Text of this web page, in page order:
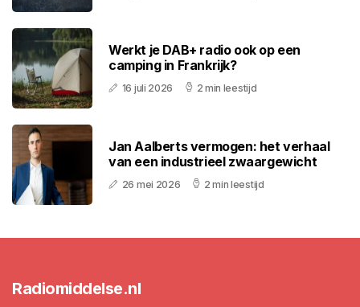
Werkt je DAB+ radio ook op een
camping in Frankrijk?
16 juli 2026 2 min leestijd
Jan Aalberts vermogen: het verhaal
van een industrieel zwaargewicht
26 mei 2026 2 min leestijd
Radiomiddelse.nl